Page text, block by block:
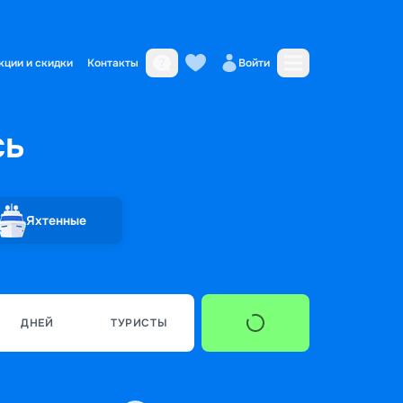
и скидки Контакты Войти
Яхтенные
ДНЕЙ ТУРИСТЫ